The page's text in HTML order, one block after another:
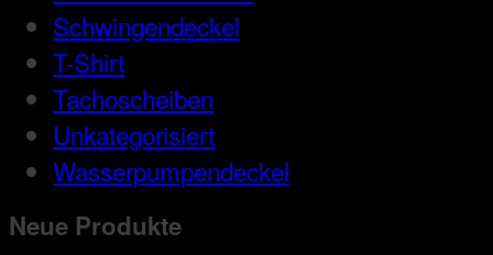
Schwingendeckel
T-Shirt
Tachoscheiben
Unkategorisiert
Wasserpumpendeckel
Neue Produkte